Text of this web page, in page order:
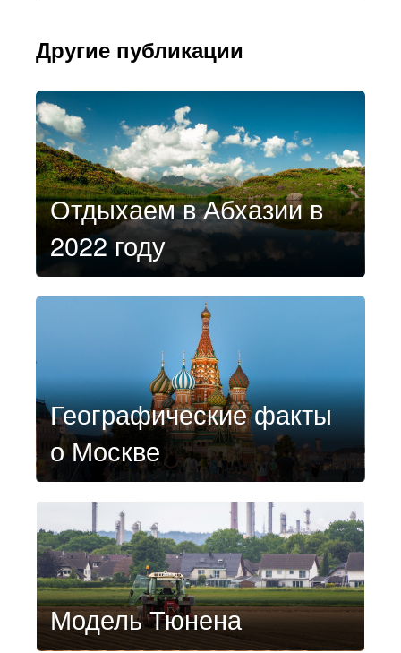
Другие публикации
Отдыхаем в Абхазии в
2022 году
Географические факты
о Москве
Модель Тюнена